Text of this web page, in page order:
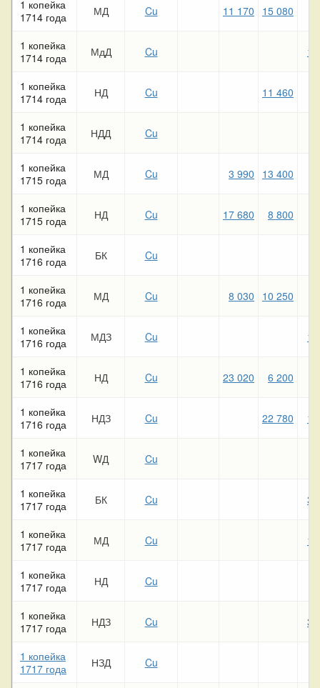
1 копейка
1714 года
МД Cu 11 170 15 080
1 копейка
1714 года
МдД Cu
1 копейка
1714 года
НД Cu 11 460
1 копейка
1714 года
НДД Cu
1 копейка
1715 года
МД Cu 3 990 13 400
1 копейка
1715 года
НД Cu 17 680 8 800
1 копейка
1716 года
БК Cu
1 копейка
1716 года
МД Cu 8 030 10 250
1 копейка
1716 года
МДЗ Cu
1 копейка
1716 года
НД Cu 23 020 6 200
1 копейка
1716 года
НДЗ Cu 22 780
1 копейка
1717 года
WД Cu
1 копейка
1717 года
БК Cu
1 копейка
1717 года
МД Cu
1 копейка
1717 года
НД Cu
1 копейка
1717 года
НДЗ Cu
1 копейка
1717 года
НЗД Cu